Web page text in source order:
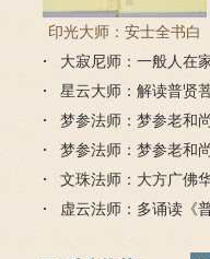
印光大师：安士全书白
话解
大寂尼师：一般人在
吗？
星云大师：解读普贤
品全文）
梦参法师：梦参老和
梦参法师：梦参老和
文珠法师：大方广佛
虚云法师：多诵读《